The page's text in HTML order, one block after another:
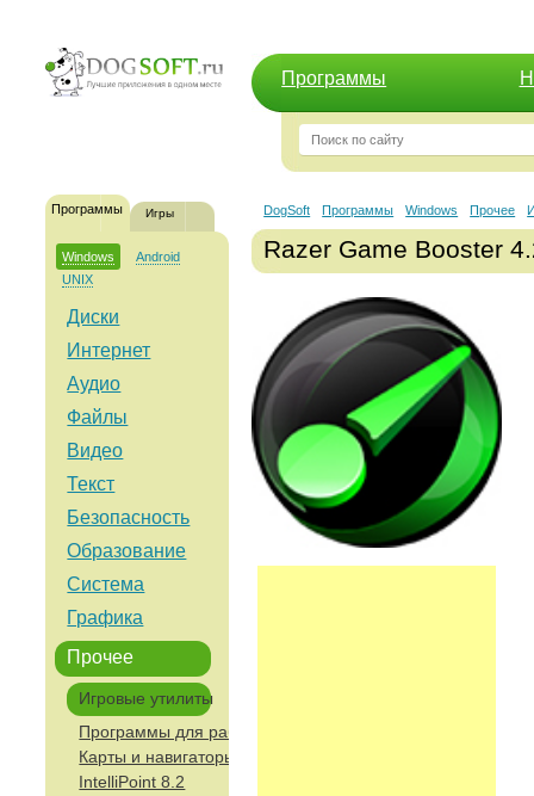
Программы
Программы Игры
Windows
Android
UNIX
Диски
Интернет
Аудио
Файлы
Видео
Текст
Безопасность
Образование
Система
Графика
Прочее
Игровые утилиты
Программы для работы с образами операционной
Карты и навигаторы
IntelliPoint 8.2
DogSoft Программы Windows Прочее
Razer Game Booster